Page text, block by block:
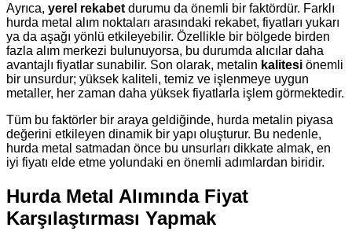
Ayrıca, yerel rekabet durumu da önemli bir faktördür. Farklı
hurda metal alım noktaları arasındaki rekabet, fiyatları yukarı
ya da aşağı yönlü etkileyebilir. Özellikle bir bölgede birden
fazla alım merkezi bulunuyorsa, bu durumda alıcılar daha
avantajlı fiyatlar sunabilir. Son olarak, metalin kalitesi önemli
bir unsurdur; yüksek kaliteli, temiz ve işlenmeye uygun
metaller, her zaman daha yüksek fiyatlarla işlem görmektedir.
Tüm bu faktörler bir araya geldiğinde, hurda metalin piyasa
değerini etkileyen dinamik bir yapı oluşturur. Bu nedenle,
hurda metal satmadan önce bu unsurları dikkate almak, en
iyi fiyatı elde etme yolundaki en önemli adımlardan biridir.
Hurda Metal Alımında Fiyat
Karşılaştırması Yapmak